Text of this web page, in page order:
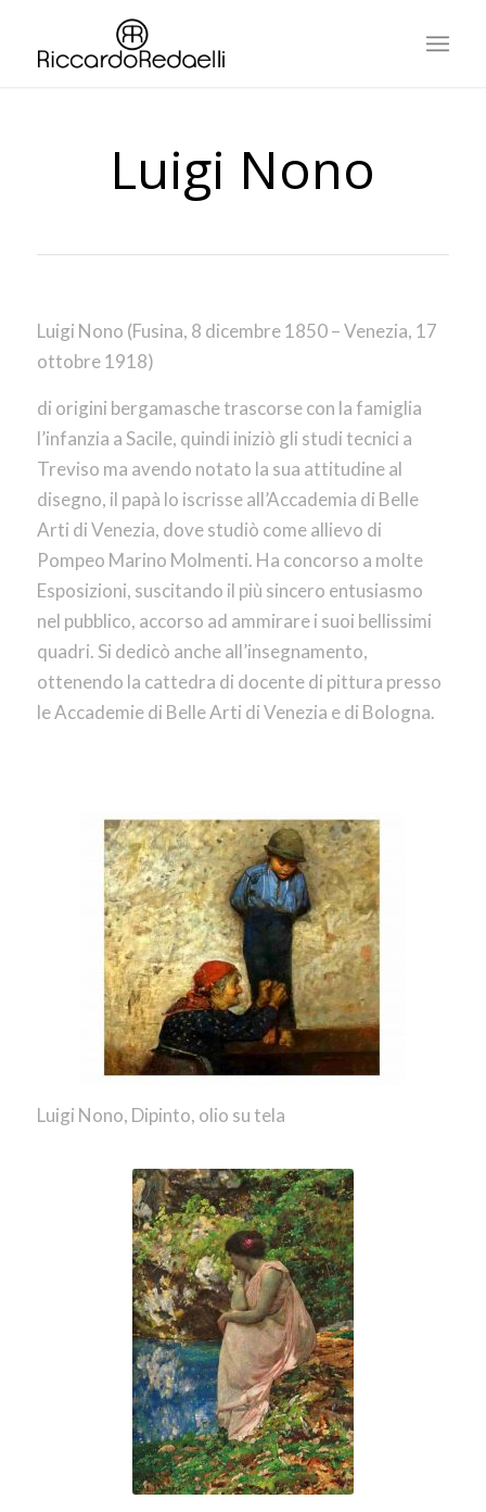
Luigi Nono
Luigi Nono (Fusina, 8 dicembre 1850 – Venezia, 17
ottobre 1918)
di origini bergamasche trascorse con la famiglia
l’infanzia a Sacile, quindi iniziò gli studi tecnici a
Treviso ma avendo notato la sua attitudine al
disegno, il papà lo iscrisse all’Accademia di Belle
Arti di Venezia, dove studiò come allievo di
Pompeo Marino Molmenti. Ha concorso a molte
Esposizioni, suscitando il più sincero entusiasmo
nel pubblico, accorso ad ammirare i suoi bellissimi
quadri. Si dedicò anche all’insegnamento,
ottenendo la cattedra di docente di pittura presso
le Accademie di Belle Arti di Venezia e di Bologna.
Luigi Nono, Dipinto, olio su tela